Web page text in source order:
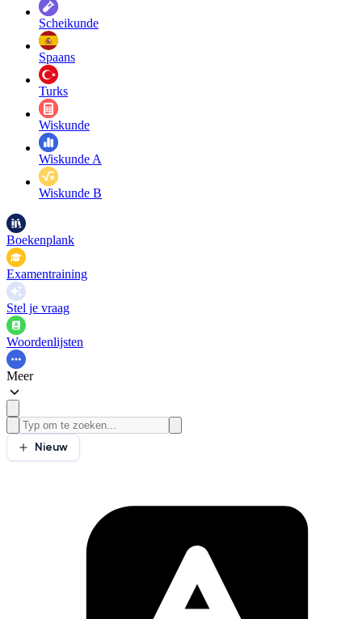
Scheikunde
Spaans
Turks
Wiskunde
Wiskunde A
Wiskunde B
Boekenplank
Examentraining
Stel je vraag
Woordenlijsten
Meer
Nieuw